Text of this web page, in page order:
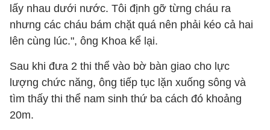
lấy nhau dưới nước. Tôi định gỡ từng cháu ra
nhưng các cháu bám chặt quá nên phải kéo cả hai
lên cùng lúc.", ông Khoa kể lại.
Sau khi đưa 2 thi thể vào bờ bàn giao cho lực
lượng chức năng, ông tiếp tục lặn xuống sông và
tìm thấy thi thể nam sinh thứ ba cách đó khoảng
20m.